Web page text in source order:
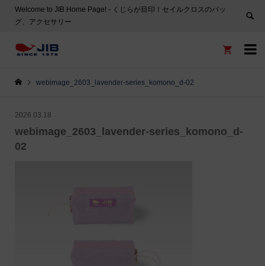
Welcome to JIB Home Page! ‐ くじらが目印！セイルクロスのバッ
グ、アクセサリー


webimage_2603_lavender-series_komono_d-02
2026.03.18
webimage_2603_lavender-series_komono_d-
02